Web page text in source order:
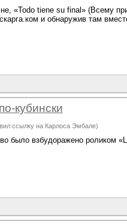
«Todo tiene su final» (Всему
и обнаружив там
кубински
ссылку на Карлоса Эмбале)
было взбудоражено роликом